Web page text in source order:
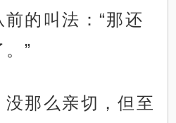
的叫法：“那还
”
没那么亲切，但至